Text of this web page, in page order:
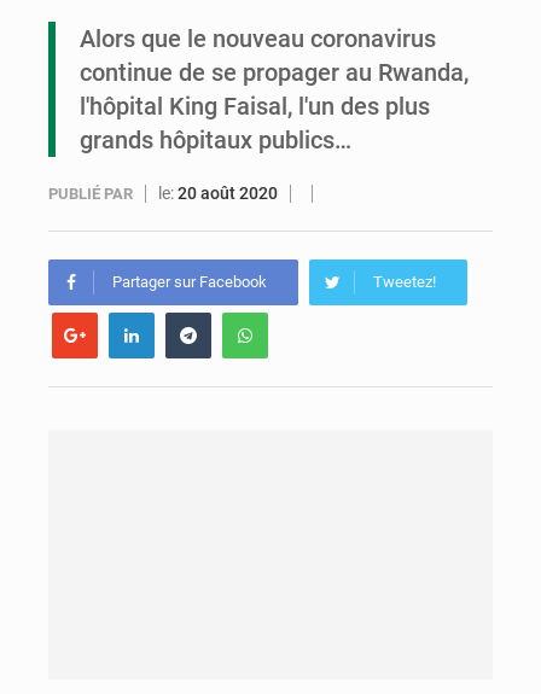
Le Congo se dote d’un programme national pour valoriser les produits forestiers non ligneux
Alors que le nouveau coronavirus
continue de se propager au Rwanda,
l'hôpital King Faisal, l'un des plus
grands hôpitaux publics…
PUBLIÉ PAR le:20 août 2020
Partager sur Facebook Tweetez!